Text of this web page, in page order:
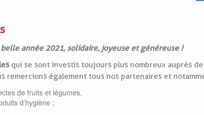
année 2021, solidaire, joyeuse et généreuse !
qui se sont investis toujours plus nombreux auprès de
remercions également tous nos partenaires et
de fruits et légumes,
d’hygiène ;